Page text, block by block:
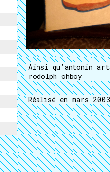
Ainsi qu’antonin
rodolph ohboy
Réalisé en mars 2003